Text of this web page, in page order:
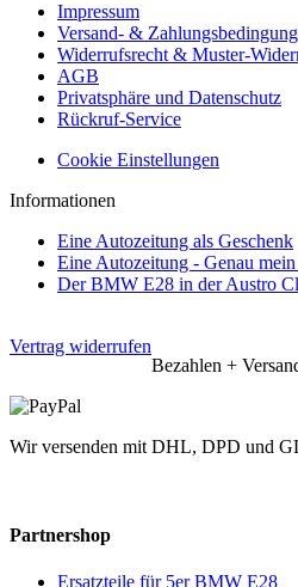
Impressum
Versand- &
Widerrufsrecht & Muster-
AGB
Privatsphäre und Datenschutz
Rückruf-Service
Cookie Einstellungen
Informationen
Eine Autozeitung als Geschenk
Eine Autozeitung - Genau
Der BMW E28 in der Austro
Vertrag widerrufen
Bezahlen +
Wir versenden mit DHL, DPD und
Partnershop
Ersatzteile für 5er BMW E28